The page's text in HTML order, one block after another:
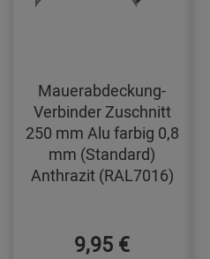
Mauerabdeckung-
Verbinder Zuschnitt
250 mm Alu farbig 0,8
mm (Standard)
Anthrazit (RAL7016)
9,95 €